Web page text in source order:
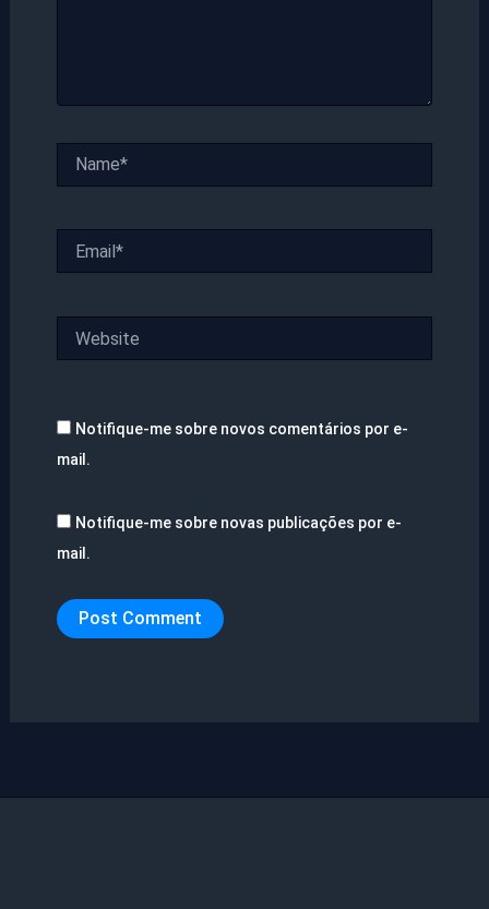
Notifique-me sobre novos comentários por e-
mail.
Notifique-me sobre novas publicações por e-
mail.